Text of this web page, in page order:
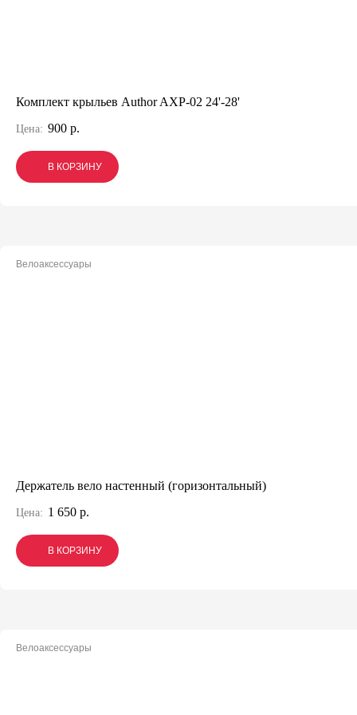
Комплект крыльев Author AXP-02 24'-28'
Цена: 900 р.
В КОРЗИНУ
В КОРЗИНУ
В КОРЗИНУ
Велоаксессуары
Держатель вело настенный (горизонтальный)
Цена: 1 650 р.
В КОРЗИНУ
В КОРЗИНУ
В КОРЗИНУ
Велоаксессуары